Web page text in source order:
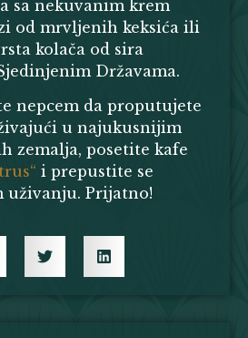
sa nekuvanim krem
od mrvljenih keksića ili
kolača od sira
Državama.
nepcem da proputujete
u najukusnijim
zemalja, posetite kafe
i prepustite se
uživanju. Prijatno!